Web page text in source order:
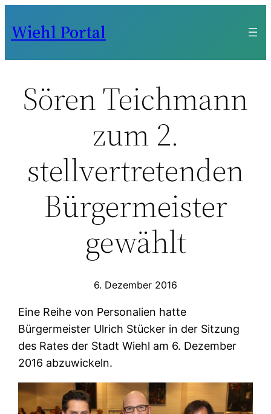
Inhalt
Wiehl Portal
Sören Teichmann
zum 2.
stellvertretenden
Bürgermeister
gewählt
6. Dezember 2016
Eine Reihe von Personalien hatte
Bürgermeister Ulrich Stücker in der Sitzung
des Rates der Stadt Wiehl am 6. Dezember
2016 abzuwickeln.